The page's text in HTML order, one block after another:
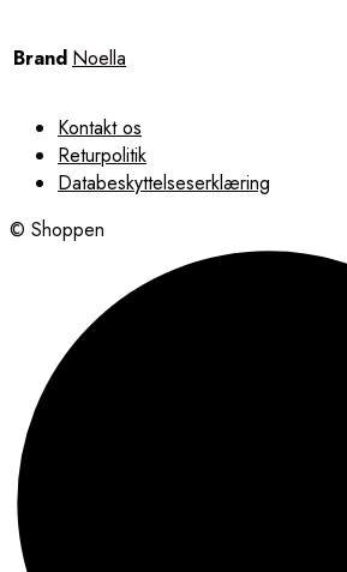
Brand Noella
Kontakt os
Returpolitik
Databeskyttelseserklæring
© Shoppen